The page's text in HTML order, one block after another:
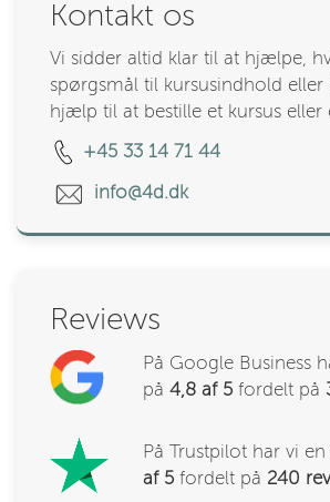
Kontakt os
Vi sidder altid klar til at hjælpe,
spørgsmål til kursusindhold
hjælp til at bestille et kursus eller
+45 33 14 71 44
info@4d.dk
Reviews
På Google Business
på 4,8 af 5 fordelt på
På Trustpilot har vi
af 5 fordelt på 240